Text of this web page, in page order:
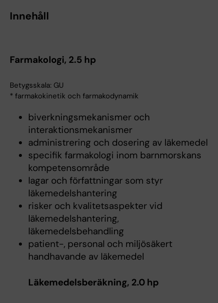
Innehåll
Farmakologi, 2.5 hp
Betygsskala: GU
* farmakokinetik och farmakodynamik
biverkningsmekanismer och
interaktionsmekanismer
administrering och dosering av läkemedel
specifik farmakologi inom barnmorskans
kompetensområde
lagar och författningar som styr
läkemedelshantering
risker och kvalitetsaspekter vid
läkemedelshantering,
läkemedelsbehandling
patient-, personal och miljösäkert
handhavande av läkemedel
Läkemedelsberäkning, 2.0 hp